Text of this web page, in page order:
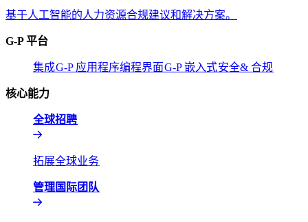
基于人工智能的人力资源合规建议和解决方案。​​
G-P 平台​​
集成​​G-P 应用程序编程界面​​G-P 嵌入式​​安全& 合规​​
核心能力​​
全球招聘​​
拓展全球业务​​
管理国际团队​​